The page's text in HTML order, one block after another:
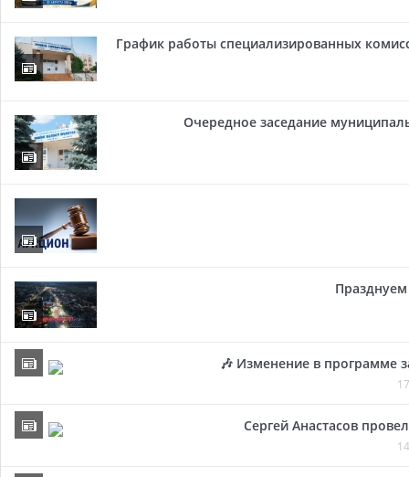
График работы специализированных
Очередное заседание
Празднуем
🎶 Изменение в программе
Сергей Анастасов